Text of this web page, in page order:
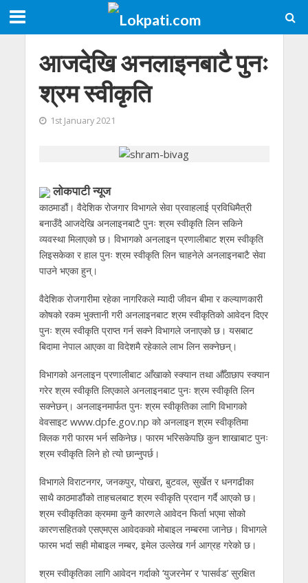
आजदेखि अनलाइनबाटै पुनः
श्रम स्वीकृति
1st January 2021
लोकपाटी न्यूज
काठमाडौं। वैदेशिक रोजगार विभागले सेवा प्रवाहलाई प्रविधिमैत्री
बनाउँदै आजदेखि अनलाइनबाटै पुनः श्रम स्वीकृति लिन सकिने
व्यवस्था मिलाएको छ। विभागको अनलाइन प्रणालीबाट श्रम स्वीकृति
लिइसकेका र हाल पुनः श्रम स्वीकृति लिन चाहनेले अनलाइनबाटै सेवा
पाउने भएका हुन्।
वैदेशिक रोजगारीमा रहेका नागरिकले म्यादी जीवन बीमा र कल्याणकारी
कोषको रकम भुक्तानी गरी अनलाइनबाट श्रम स्वीकृतिको आवेदन दिएर
पुनः श्रम स्वीकृति प्राप्त गर्न सक्ने विभागले जनाएको छ। यसबाट
बिदामा नेपाल आएका वा विदेशमै रहेकाले लाभ लिन सक्नेछन्।
विभागको अनलाइन प्रणालीबाट आँखाको स्क्यान तथा औँठाछाप स्क्यान
गरेर श्रम स्वीकृति लिएकाले अनलाइनबाट पुनः श्रम स्वीकृति लिन
सक्नेछन्। अनलाइनमार्फत पुनः श्रम स्वीकृतिका लागि विभागको
वेवसाइट www.dpfe.gov.np को अनलाइन श्रम स्वीकृतिमा
क्लिक गरी फारम भर्न सकिनेछ। फारम भरिसकेपछि कुन शाखाबाट पुनः
श्रम स्वीकृति लिने हो त्यो छान्नुपर्छ।
विभागले विराटनगर, जनकपुर, पोखरा, बुटवल, सुर्खेत र धनगढीका
साथै काठमाडौंको ताहचलबाट श्रम स्वीकृति प्रदान गर्दै आएको छ।
श्रम स्वीकृतिका क्रममा कुनै कारणले आवेदन फिर्ता भएमा सोको
कारणसहितको एसएमएस आवेदकको मोबाइल नम्बरमा जानेछ। विभागले
फारम भर्दा सही मोबाइल नम्बर, इमेल उल्लेख गर्न आग्रह गरेको छ।
श्रम स्वीकृतिका लागि आवेदन गर्दाको ‘युजरनेम’ र ‘पासर्वड’ सुरक्षित